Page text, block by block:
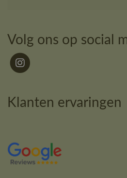
Volg ons op social
Klanten ervaringen